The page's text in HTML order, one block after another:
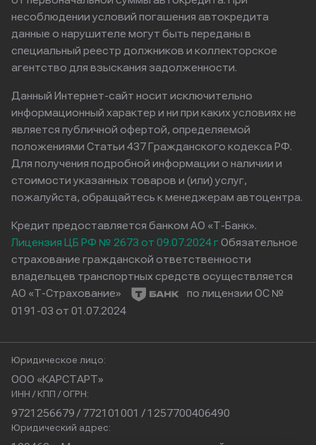
несоблюдении условий погашения автокредита
данные о нарушителе могут быть переданы в
специальный реестр должников и коллекторское
агентство для взыскания задолженности.
Данный Интернет-сайт носит исключительно
информационный характер и ни при каких условиях не
является публичной офертой, определяемой
положениями Статьи 437 Гражданского кодекса РФ.
Для получения подробной информации о наличии и
стоимости указанных товаров и (или) услуг,
пожалуйста, обращайтесь к менеджерам автоцентра.
Кредит предоставляется банком АО «Т-Банк».
Лицензия ЦБ РФ № 2673 от 09.07.2024 гОбязательное
страхование гражданской ответственности
владельцев транспортных средств осуществляется
АО «Т-Страхование»
по лицензии ОС №
0191-03 от 01.07.2024
Юридическое лицо:
ООО «КАРСТАРТ»
ИНН / КПП / ОГРН:
9721256679 / 772101001 / 1257700406490
Юридический адрес: